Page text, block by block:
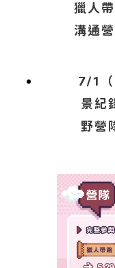
獵人
溝通
7/1
景紀
野營